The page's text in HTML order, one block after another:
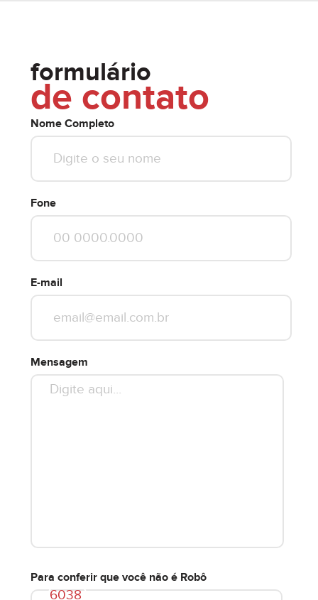
formulário
de contato
Nome Completo
Fone
E-mail
Mensagem
Para conferir que você não é Robô